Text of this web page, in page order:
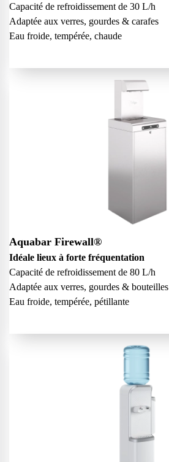
Capacité de refroidissement de 30 L/h
Adaptée aux verres, gourdes & carafes
Eau froide, tempérée, chaude
Aquabar Firewall®
Idéale lieux à forte fréquentation
Capacité de refroidissement de 80 L/h
Adaptée aux verres, gourdes & bouteilles
Eau froide, tempérée, pétillante